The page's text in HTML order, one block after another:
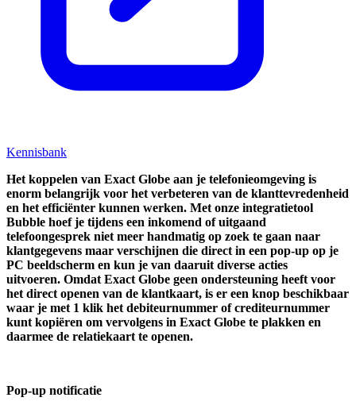
Kennisbank
Het koppelen van Exact Globe aan je telefonieomgeving is
enorm belangrijk voor het verbeteren van de klanttevredenheid
en het efficiënter kunnen werken. Met onze integratietool
Bubble hoef je tijdens een inkomend of uitgaand
telefoongesprek niet meer handmatig op zoek te gaan naar
klantgegevens maar verschijnen die direct in een pop-up op je
PC beeldscherm en kun je van daaruit diverse acties
uitvoeren. Omdat Exact Globe geen ondersteuning heeft voor
het direct openen van de klantkaart, is er een knop beschikbaar
waar je met 1 klik het debiteurnummer of crediteurnummer
kunt kopiëren om vervolgens in Exact Globe te plakken en
daarmee de relatiekaart te openen.
Pop-up notificatie